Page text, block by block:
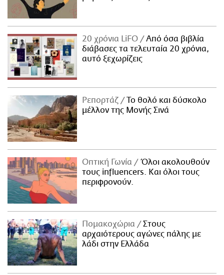
20 χρόνια LiFO
Από όσα βιβλία
διάβασες τα τελευταία 20 χρόνια,
αυτό ξεχωρίζεις
Ρεπορτάζ
Το θολό και δύσκολο
μέλλον της Μονής Σινά
Οπτική Γωνία
Όλοι ακολουθούν
τους influencers. Και όλοι τους
περιφρονούν.
Πομακοχώρια
Στους
αρχαιότερους αγώνες πάλης με
λάδι στην Ελλάδα